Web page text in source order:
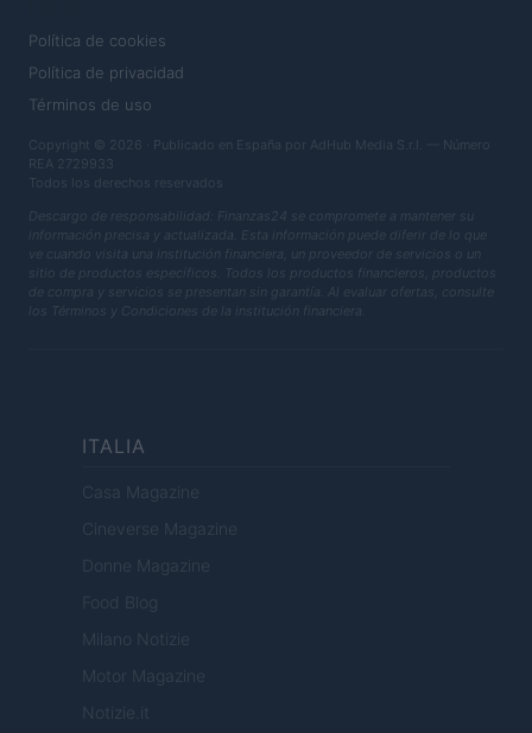
Política de cookies
Política de privacidad
Términos de uso
Copyright © 2026 · Publicado en España por AdHub Media S.r.l. — Número
REA 2729933
Todos los derechos reservados
Descargo de responsabilidad: Finanzas24 se compromete a mantener su
información precisa y actualizada. Esta información puede diferir de lo que
ve cuando visita una institución financiera, un proveedor de servicios o un
sitio de productos específicos. Todos los productos financieros, productos
de compra y servicios se presentan sin garantía. Al evaluar ofertas, consulte
los Términos y Condiciones de la institución financiera.
ITALIA
Casa Magazine
Cineverse Magazine
Donne Magazine
Food Blog
Milano Notizie
Motor Magazine
Notizie.it